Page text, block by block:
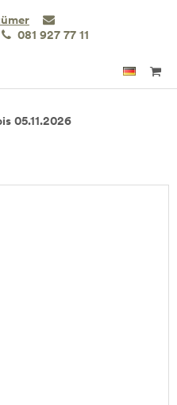
081 927 77 11
05.11.2026